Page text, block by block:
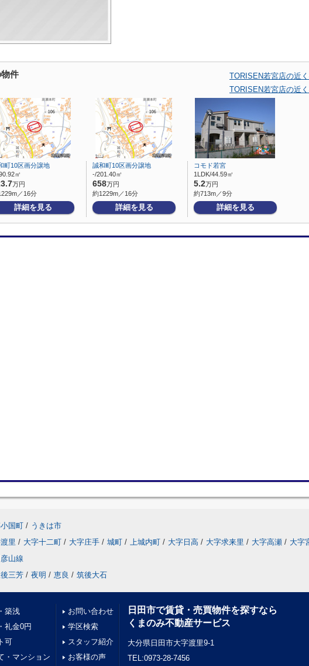
件
TORISEN若宮店の近
TORISEN若宮店の近
町10区画分譲地
㎡
万円
／16分
詳細を見る
誠和町10区画分譲地
-/201.40㎡
658万円
約1229m／16分
詳細を見る
コモド若宮
1LDK/44.59㎡
5.2万円
約713m／9分
詳細を見る
国町 / うきは市
里 / 大字十二町 / 大字庄手 / 城町 / 上城内町 / 大字日高 / 大字求来里 / 大字高瀬 / 大字
山線
三芳 / 夜明 / 恵良 / 筑後大石
築浅
礼金0円
可
・マンション
お問い合わせ
学区検索
スタッフ紹介
お客様の声
日田市で賃貸・売買物件を探すなら
くまのみ不動産サービス
大分県日田市大字渡里9-1
TEL:0973-28-7456